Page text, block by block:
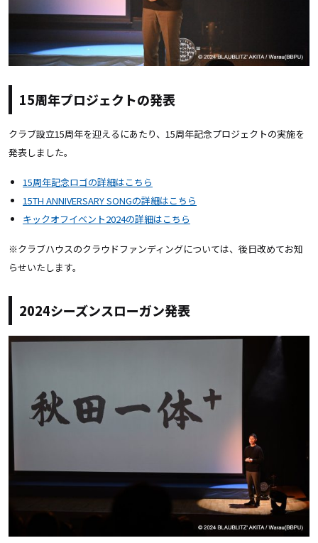
15周年プロジェクトの発表
クラブ設立15周年を迎えるにあたり、15周年記念プロジェクトの実施を
発表しました。
15周年記念ロゴの詳細はこちら
15TH ANNIVERSARY SONGの詳細はこちら
キックオフイベント2024の詳細はこちら
※クラブハウスのクラウドファンディングについては、後日改めてお知
らせいたします。
2024シーズンスローガン発表